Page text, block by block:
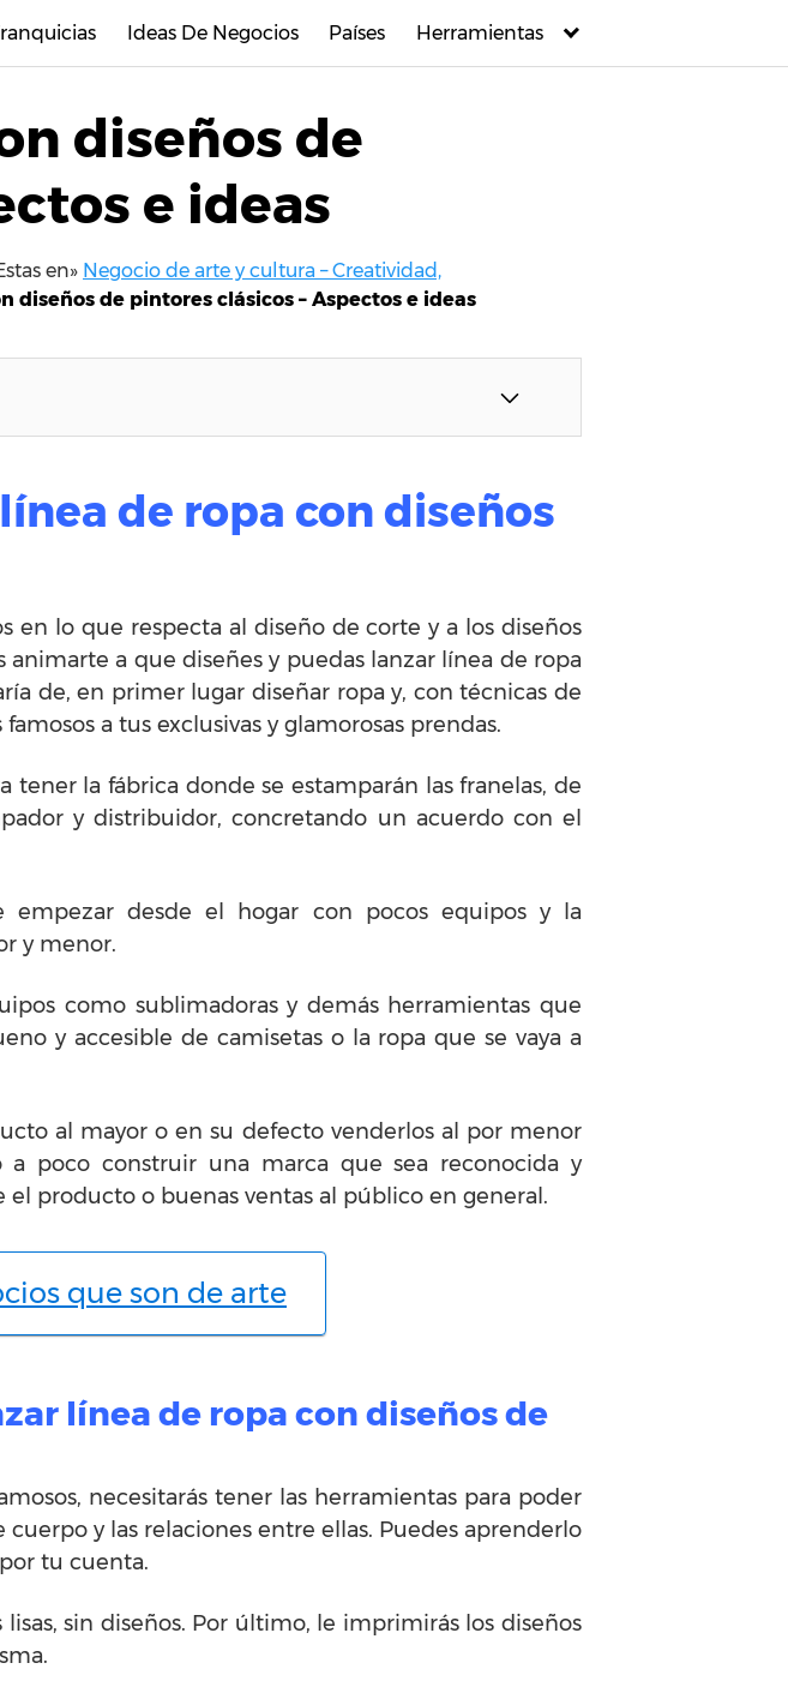
Ideas De Negocios Países Herramientas
diseños de
e ideas
en» Negocio de arte y cultura – Creatividad,
diseños de pintores clásicos – Aspectos e ideas
de ropa con diseños
en lo que respecta al diseño de corte y a los diseños
a que diseñes y puedas lanzar línea de ropa
de, en primer lugar diseñar ropa y, con técnicas de
a tus exclusivas y glamorosas prendas.
la fábrica donde se estamparán las franelas, de
y distribuidor, concretando un acuerdo con el
desde el hogar con pocos equipos y la
y menor.
como sublimadoras y demás herramientas que
y accesible de camisetas o la ropa que se vaya a
al mayor o en su defecto venderlos al por menor
poco construir una marca que sea reconocida y
producto o buenas ventas al público en general.
que son de arte
línea de ropa con diseños de
necesitarás tener las herramientas para poder
y las relaciones entre ellas. Puedes aprenderlo
tu cuenta.
sin diseños. Por último, le imprimirás los diseños